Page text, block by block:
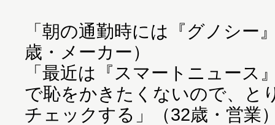
「朝の通勤時には『グノシー
歳・メーカー）
「最近は『スマートニュース
で恥をかきたくないので、と
チェックする」（32歳・営業